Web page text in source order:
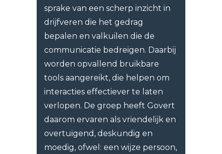
sprake van een scherp inzicht in
drijfveren die het gedrag
bepalen en valkuilen die de
communicatie bedreigen. Daarbij
worden opvallend bruikbare
tools aangereikt, die helpen om
interacties effectiever te laten
verlopen. De groep heeft Govert
daarom ervaren als vriendelijk en
overtuigend, deskundig en
moedig, ofwel: een wijze persoon,